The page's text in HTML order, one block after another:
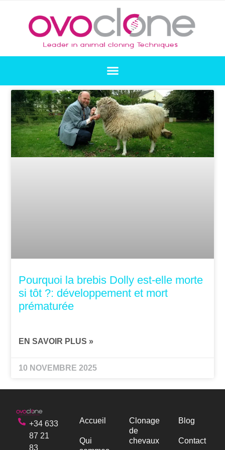
Pourquoi la brebis Dolly est-elle morte
si tôt ?: développement et mort
prématurée
EN SAVOIR PLUS »
10 NOVEMBRE 2025
+34 633
87 21
83
Accueil
Qui
Clonage
de
chevaux
Blog
Contact